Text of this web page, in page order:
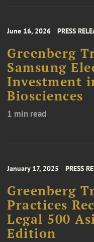
June 16, 2026 PRESS
Greenberg
Samsung
Investment
Biosciences
1 min read
January 17, 2025 PRESS
Greenberg
Practices
Legal 500
Edition